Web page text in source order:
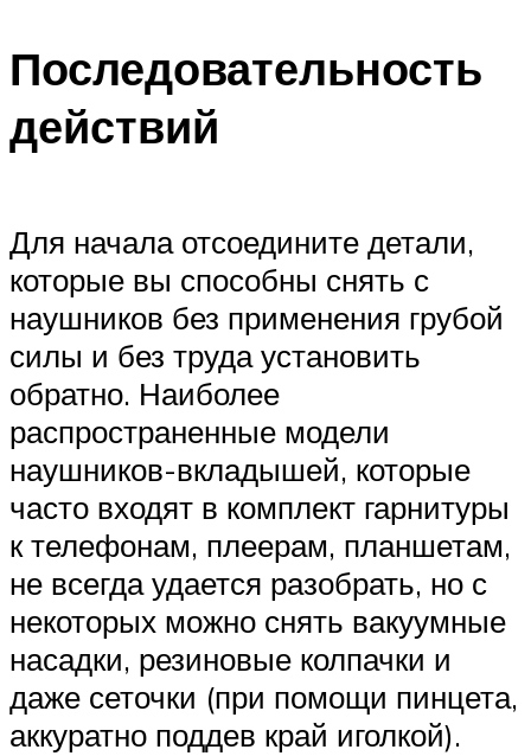
Последовательность
действий
Для начала отсоедините детали,
которые вы способны снять с
наушников без применения грубой
силы и без труда установить
обратно. Наиболее
распространенные модели
наушников-вкладышей, которые
часто входят в комплект гарнитуры
к телефонам, плеерам, планшетам,
не всегда удается разобрать, но с
некоторых можно снять вакуумные
насадки, резиновые колпачки и
даже сеточки (при помощи пинцета,
аккуратно поддев край иголкой).